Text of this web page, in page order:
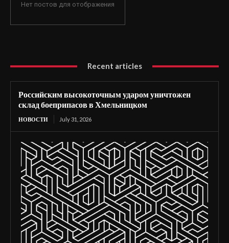
Нет постов для отображения
Recent articles
Российским высокоточным ударом уничтожен
склад боеприпасов в Хмельницком
НОВОСТИ July 31, 2026